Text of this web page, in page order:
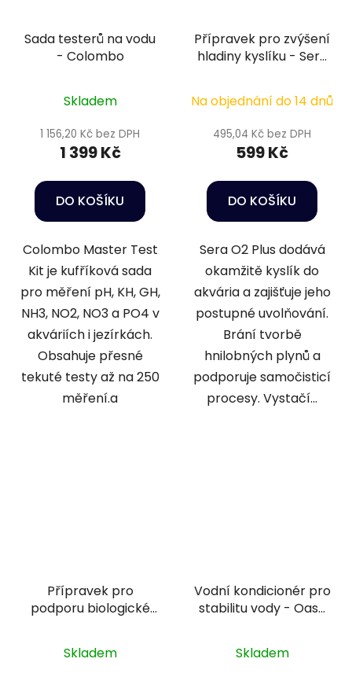
Sada testerů na vodu
- Colombo
Skladem
1 156,20 Kč bez DPH
1 399 Kč
DO KOŠÍKU
Colombo Master Test
Kit je kufříková sada
pro měření pH, KH, GH,
NH3, NO2, NO3 a PO4 v
akváriích i jezírkách.
Obsahuje přesné
tekuté testy až na 250
měření.a
Přípravek pro zvýšení
hladiny kyslíku - Sera
Na objednání do 14 dnů
495,04 Kč bez DPH
599 Kč
DO KOŠÍKU
Sera O2 Plus dodává
okamžitě kyslík do
akvária a zajišťuje jeho
postupné uvolňování.
Brání tvorbě
hnilobných plynů a
podporuje samočisticí
procesy. Vystačí...
Přípravek pro
podporu biologické
Skladem
Vodní kondicionér pro
stabilitu vody - Oase
Skladem